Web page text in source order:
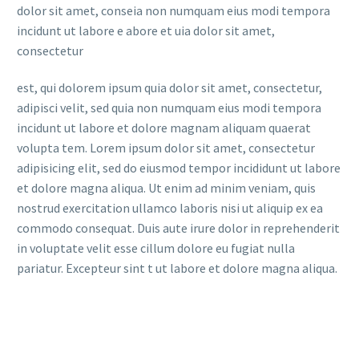
dolor sit amet, conseia non numquam eius modi tempora
incidunt ut labore e abore et uia dolor sit amet,
consectetur
est, qui dolorem ipsum quia dolor sit amet, consectetur,
adipisci velit, sed quia non numquam eius modi tempora
incidunt ut labore et dolore magnam aliquam quaerat
volupta tem. Lorem ipsum dolor sit amet, consectetur
adipisicing elit, sed do eiusmod tempor incididunt ut labore
et dolore magna aliqua. Ut enim ad minim veniam, quis
nostrud exercitation ullamco laboris nisi ut aliquip ex ea
commodo consequat. Duis aute irure dolor in reprehenderit
in voluptate velit esse cillum dolore eu fugiat nulla
pariatur. Excepteur sint t ut labore et dolore magna aliqua.